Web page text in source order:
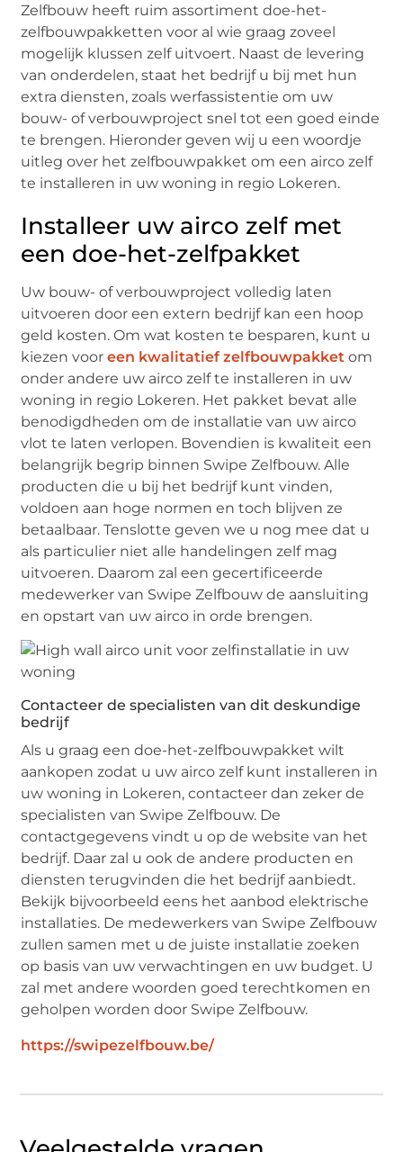
Zelfbouw heeft ruim assortiment doe-het-
zelfbouwpakketten voor al wie graag zoveel
mogelijk klussen zelf uitvoert. Naast de levering
van onderdelen, staat het bedrijf u bij met hun
extra diensten, zoals werfassistentie om uw
bouw- of verbouwproject snel tot een goed einde
te brengen. Hieronder geven wij u een woordje
uitleg over het zelfbouwpakket om een airco zelf
te installeren in uw woning in regio Lokeren.
Installeer uw airco zelf met
een doe-het-zelfpakket
Uw bouw- of verbouwproject volledig laten
uitvoeren door een extern bedrijf kan een hoop
geld kosten. Om wat kosten te besparen, kunt u
kiezen vooreen kwalitatief zelfbouwpakket om
onder andere uw airco zelf te installeren in uw
woning in regio Lokeren. Het pakket bevat alle
benodigdheden om de installatie van uw airco
vlot te laten verlopen. Bovendien is kwaliteit een
belangrijk begrip binnen Swipe Zelfbouw. Alle
producten die u bij het bedrijf kunt vinden,
voldoen aan hoge normen en toch blijven ze
betaalbaar. Tenslotte geven we u nog mee dat u
als particulier niet alle handelingen zelf mag
uitvoeren. Daarom zal een gecertificeerde
medewerker van Swipe Zelfbouw de aansluiting
en opstart van uw airco in orde brengen.
Contacteer de specialisten van dit deskundige
bedrijf
Als u graag een doe-het-zelfbouwpakket wilt
aankopen zodat u uw airco zelf kunt installeren in
uw woning in Lokeren, contacteer dan zeker de
specialisten van Swipe Zelfbouw. De
contactgegevens vindt u op de website van het
bedrijf. Daar zal u ook de andere producten en
diensten terugvinden die het bedrijf aanbiedt.
Bekijk bijvoorbeeld eens het aanbod elektrische
installaties. De medewerkers van Swipe Zelfbouw
zullen samen met u de juiste installatie zoeken
op basis van uw verwachtingen en uw budget. U
zal met andere woorden goed terechtkomen en
geholpen worden door Swipe Zelfbouw.
https://swipezelfbouw.be/